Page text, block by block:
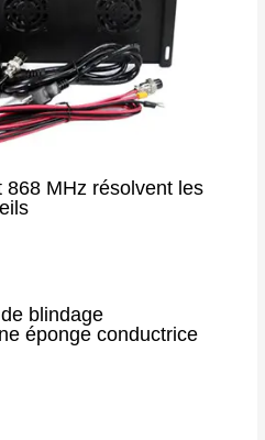
MHz résolvent les
blindage
éponge conductrice